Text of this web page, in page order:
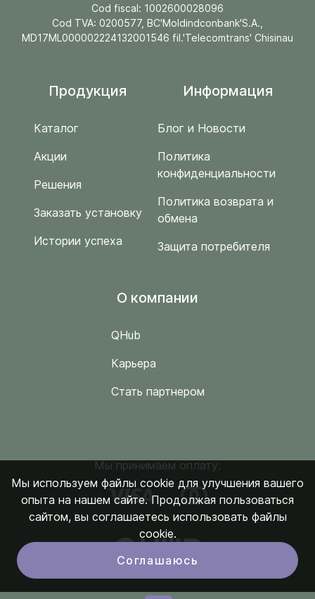
Cod fiscal: 1002600028096
Cod TVA: 0200577, BC'Moldindconbank'S.A.,
MD17ML000002224132001546 fil.'Telecomtrans' Chisinau
Продукция
Каталог
Акции
Решения
Заказать установку
Истории успеха
Информация
Блог и Новости
Политика
конфиденциальности
Политика возврата и
обмена
Защита потребителя
O компании
QHub
Карьера
Стать партнером
Мы принимаем оплату:
Мы используем файлы cookie для улучшения вашего
опыта на нашем сайте. Продолжая пользоваться
сайтом, вы соглашаетесь использовать файлы
cookie.
Соглашаюсь